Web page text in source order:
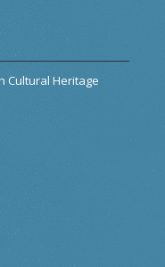
Cultural Heritage